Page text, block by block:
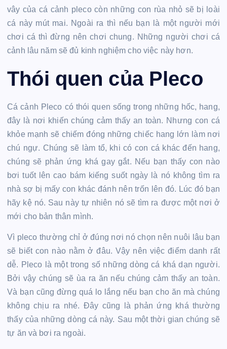
vây của cá cảnh pleco còn những con rùa nhỏ sẽ bị loài
cá này mút mai. Ngoài ra thì nếu bạn là một người mới
chơi cá thì đừng nên chơi chung. Những người chơi cá
cảnh lâu năm sẽ đủ kinh nghiệm cho việc này hơn.
Thói quen của Pleco
Cá cảnh Pleco có thói quen sống trong những hốc, hang,
đây là nơi khiến chúng cảm thấy an toàn. Nhưng con cá
khỏe mạnh sẽ chiếm đóng những chiếc hang lớn làm nơi
chú ngự. Chúng sẽ làm tổ, khi có con cá khác đến hang,
chúng sẽ phản ứng khá gay gắt. Nếu bạn thấy con nào
bơi tuốt lên cao bám kiếng suốt ngày là nó không tìm ra
nhà sợ bị mấy con khác đánh nên trốn lên đó. Lúc đó bạn
hãy kệ nó. Sau này tự nhiên nó sẽ tìm ra được một nơi ở
mới cho bản thân mình.
Vì pleco thường chỉ ở đúng nơi nó chọn nên nuôi lâu bạn
sẽ biết con nào nằm ở đâu. Vậy nên việc điểm danh rất
dễ. Pleco là một trong số những dòng cá khá dạn người.
Bởi vậy chúng sẽ ùa ra ăn nếu chúng cảm thấy an toàn.
Và bạn cũng đừng quá lo lắng nếu bạn cho ăn mà chúng
không chịu ra nhé. Đây cũng là phản ứng khá thường
thấy của những dòng cá này. Sau một thời gian chúng sẽ
tự ăn và bơi ra ngoài.